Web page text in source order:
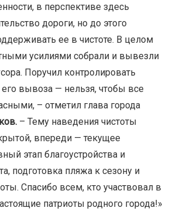
в перспективе здесь
дороги, но до этого
ее в чистоте. В целом
усилиями собрали и вывезли
Поручил контролировать
вывоза — нельзя, чтобы все
– отметил глава города
– Тему наведения чистоты
впереди — текущее
этап благоустройства и
подготовка пляжа к сезону и
Спасибо всем, кто участвовал в
патриоты родного города!»